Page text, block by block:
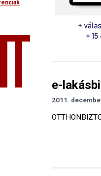
e-
2011.